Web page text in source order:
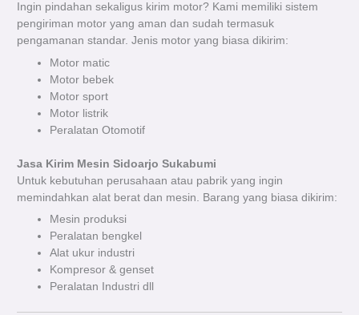
Ingin pindahan sekaligus kirim motor? Kami memiliki sistem
pengiriman motor yang aman dan sudah termasuk
pengamanan standar. Jenis motor yang biasa dikirim:
Motor matic
Motor bebek
Motor sport
Motor listrik
Peralatan Otomotif
Jasa Kirim Mesin Sidoarjo Sukabumi
Untuk kebutuhan perusahaan atau pabrik yang ingin
memindahkan alat berat dan mesin. Barang yang biasa dikirim:
Mesin produksi
Peralatan bengkel
Alat ukur industri
Kompresor & genset
Peralatan Industri dll